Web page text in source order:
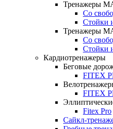
Тренажеры
Со
Стойки
Тренажеры
Со
Стойки
Кардиотренажеры
Беговые
FITEX
FITEX
Fitex Pro
Сайкл-